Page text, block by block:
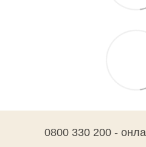
0800 330 200 -